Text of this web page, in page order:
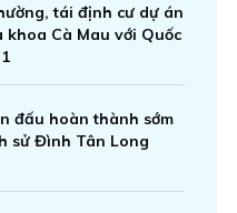
tái định cư dự án
Cà Mau với Quốc
đấu hoàn thành sớm
sử Đình Tân Long